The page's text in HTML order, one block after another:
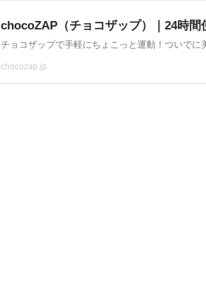
chocoZAP（チョコザップ）｜24時間
chocozap.jp